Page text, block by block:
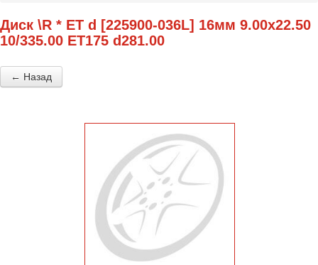
Диск \R * ET d [225900-036L] 16мм 9.00x22.50
10/335.00 ET175 d281.00
← Назад